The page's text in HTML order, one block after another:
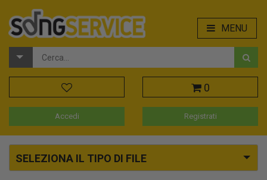
MENU
0
Accedi Registrati
SELEZIONA IL TIPO DI FILE